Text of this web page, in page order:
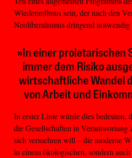
Wiederaufbaus sein, der nach den
Neoliberalismus dringend notwendig
»In einer proletarischen
immer dem Risiko
wirtschaftliche Wandel
von Arbeit und
In erster Linie würde dies bedeuten,
die Gesellschaften in Verantwortung
sich vermehren will – die moderne
in einem ökologischen, sondern